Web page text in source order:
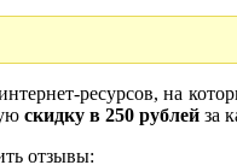
ресурсов, на
скидку в 250 рублей за
отзывы: